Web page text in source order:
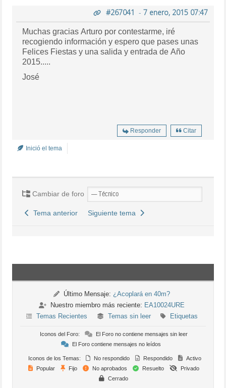
#267041 - 7 enero, 2015 07:47
Muchas gracias Arturo por contestarme, iré
recogiendo información y espero que pases unas
Felices Fiestas y una salida y entrada de Año
2015.....
José
Responder Citar
Inició el tema
Cambiar de foro
Tema anterior Siguiente tema
Último Mensaje: ¿Acoplará en 40m?
Nuestro miembro más reciente: EA10024URE
Temas Recientes
Temas sin leer Etiquetas
Iconos del Foro:
El Foro no contiene mensajes sin leer
El Foro contiene mensajes no leídos
Iconos de los Temas: No respondido Respondido
Activo
Popular
Fijo No aprobados Resuelto
Privado
Cerrado